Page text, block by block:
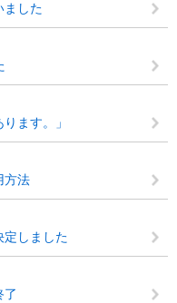
ました
ます。」
方法
定しました
了